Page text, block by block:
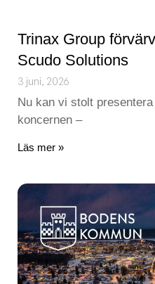
Trinax Group
Scudo Solutions
3 juni, 2026
Nu kan vi stolt
koncernen –
Läs mer »